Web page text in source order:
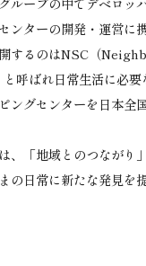
ンターの開発・運営に
するのはNSC（
呼ばれ日常生活に必要
ングセンターを日本全
、「地域とのつながり
の日常に新たな発見を